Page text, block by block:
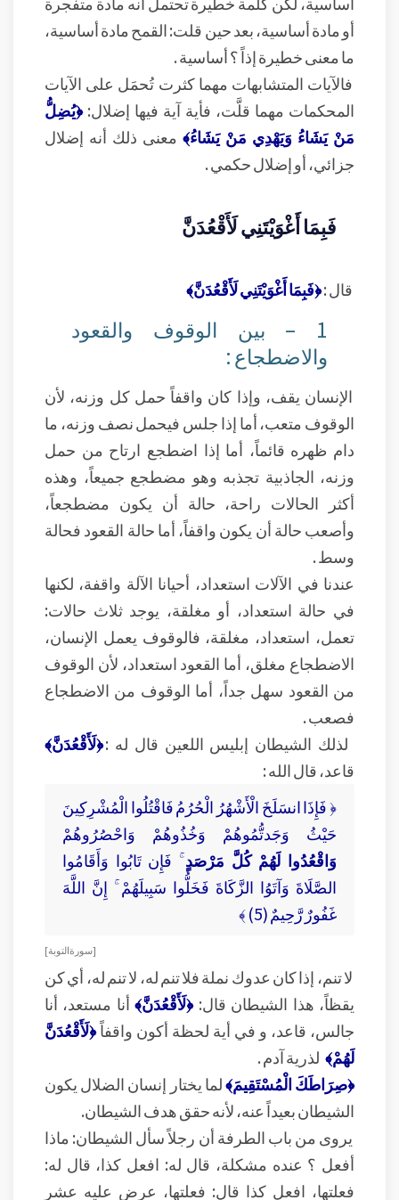
أو مادة أساسية، بعد حين قلت: القمح مادة أساسية،
ما معنى خطيرة إذاً ؟ أساسية .
فالآيات المتشابهات مهما كثرت تُحمَل على الآيات
المحكمات مهما قلَّت، فأية آية فيها إضلال:﴿يُضِلُّ
مَنْ يَشَاءُ وَيَهْدِي مَنْ يَشَاءُ﴾ معنى ذلك أنه إضلال
جزائي، أو إضلال حكمي .
فَبِمَا أَغْوَيْتَنِي لَأَقْعُدَنَّ
قال :﴿فَبِمَا أَغْوَيْتَنِي لَأَقْعُدَنَّ﴾
1 – بين الوقوف والقعود
والاضطجاع :
الإنسان يقف، وإذا كان واقفاً حمل كل وزنه، لأن
الوقوف متعب، أما إذا جلس فيحمل نصف وزنه، ما
دام ظهره قائماً، أما إذا اضطجع ارتاح من حمل
وزنه، الجاذبية تجذبه وهو مضطجع جميعاً، وهذه
أكثر الحالات راحة، حالة أن يكون مضطجعاً،
وأصعب حالة أن يكون واقفاً، أما حالة القعود فحالة
وسط .
عندنا في الآلات استعداد، أحيانا الآلة واقفة، لكنها
في حالة استعداد، أو مغلقة، يوجد ثلاث حالات:
تعمل، استعداد، مغلقة، فالوقوف يعمل الإنسان،
الاضطجاع مغلق، أما القعود استعداد، لأن الوقوف
من القعود سهل جداً، أما الوقوف من الاضطجاع
فصعب .
لذلك الشيطان إبليس اللعين قال له :﴿لَأَقْعُدَنَّ﴾
قاعد، قال الله :
﴿ فَإِذَا انسَلَخَ الْأَشْهُرُ الْحُرُمُ فَاقْتُلُوا الْمُشْرِكِينَ
حَيْثُ وَجَدتُّمُوهُمْ وَخُذُوهُمْ وَاحْصُرُوهُمْ
وَاقْعُدُوا لَهُمْ كُلَّ مَرْصَدٍ ۚ فَإِن تَابُوا وَأَقَامُوا
الصَّلَاةَ وَآتَوُا الزَّكَاةَ فَخَلُّوا سَبِيلَهُمْ ۚ إِنَّ اللَّهَ
غَفُورٌ رَّحِيمٌ (5) ﴾
[ سورة التوبة ]
لا تنم، إذا كان عدوك نملة فلا تنم له، لا تنم له، أي كن
يقظاً، هذا الشيطان قال:﴿لَأَقْعُدَنَّ﴾ أنا مستعد، أنا
جالس، قاعد، و في أية لحظة أكون واقفاً﴿لَأَقْعُدَنَّ
لَهُمْ﴾ لذرية آدم .
﴿صِرَاطَكَ الْمُسْتَقِيمَ﴾لما يختار إنسان الضلال يكون
الشيطان بعيداً عنه، لأنه حقق هدف الشيطان.
يروى من باب الطرفة أن رجلاً سأل الشيطان: ماذا
أفعل ؟ عنده مشكلة، قال له: افعل كذا، قال له:
فعلتها، افعل كذا قال: فعلتها، عرض عليه عشر